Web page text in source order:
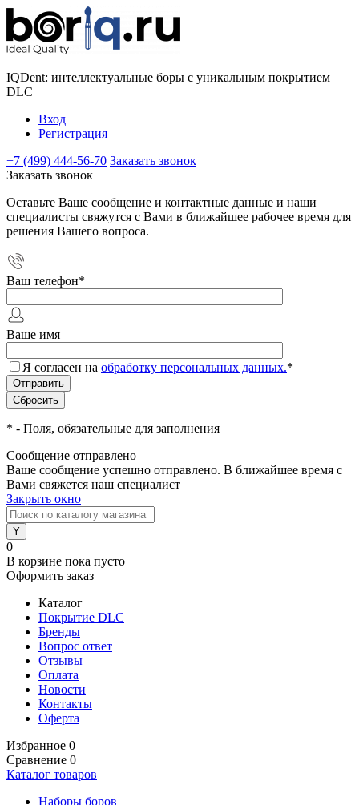
IQDent: интеллектуальные боры с уникальным покрытием
DLC
Вход
Регистрация
+7 (499) 444-56-70 Заказать звонок
Заказать звонок
Оставьте Ваше сообщение и контактные данные и наши
специалисты свяжутся с Вами в ближайшее рабочее время для
решения Вашего вопроса.
Ваш телефон*
Ваше имя
Я согласен на обработку персональных данных.*
* - Поля, обязательные для заполнения
Сообщение отправлено
Ваше сообщение успешно отправлено. В ближайшее время с
Вами свяжется наш специалист
Закрыть окно
0
В корзине пока пусто
Оформить заказ
Каталог
Покрытие DLC
Бренды
Вопрос ответ
Отзывы
Оплата
Новости
Контакты
Оферта
Избранное 0
Сравнение 0
Каталог товаров
Наборы боров